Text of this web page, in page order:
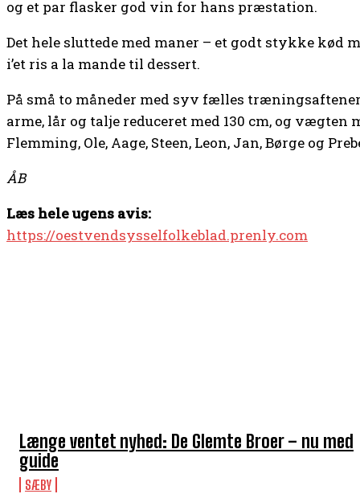
Længe ventet nyhed: De Glemte Broer – nu med
guide
SÆBY
og et par flasker god vin for hans præstation.
Det hele sluttede med maner – et godt stykke kød
i’et ris a la mande til dessert.
På små to måneder med syv fælles
arme, lår og talje reduceret med 130 cm, og vægten
Flemming, Ole, Aage, Steen, Leon, Jan, Børge og
ÅB
Læs hele ugens avis:
https://oestvendsysselfolkeblad.prenly.com